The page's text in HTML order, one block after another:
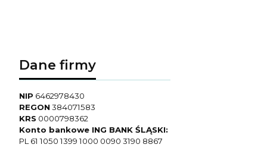
Dane firmy
NIP 6462978430
REGON384071583
KRS 0000798362
Konto bankowe ING BANK ŚLĄSKI:
PL 61 1050 1399 1000 0090 3190 8867